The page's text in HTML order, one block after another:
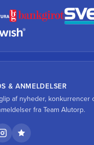
& ANMELDELSER
af nyheder, konkurrencer
fra Team Alutorp.